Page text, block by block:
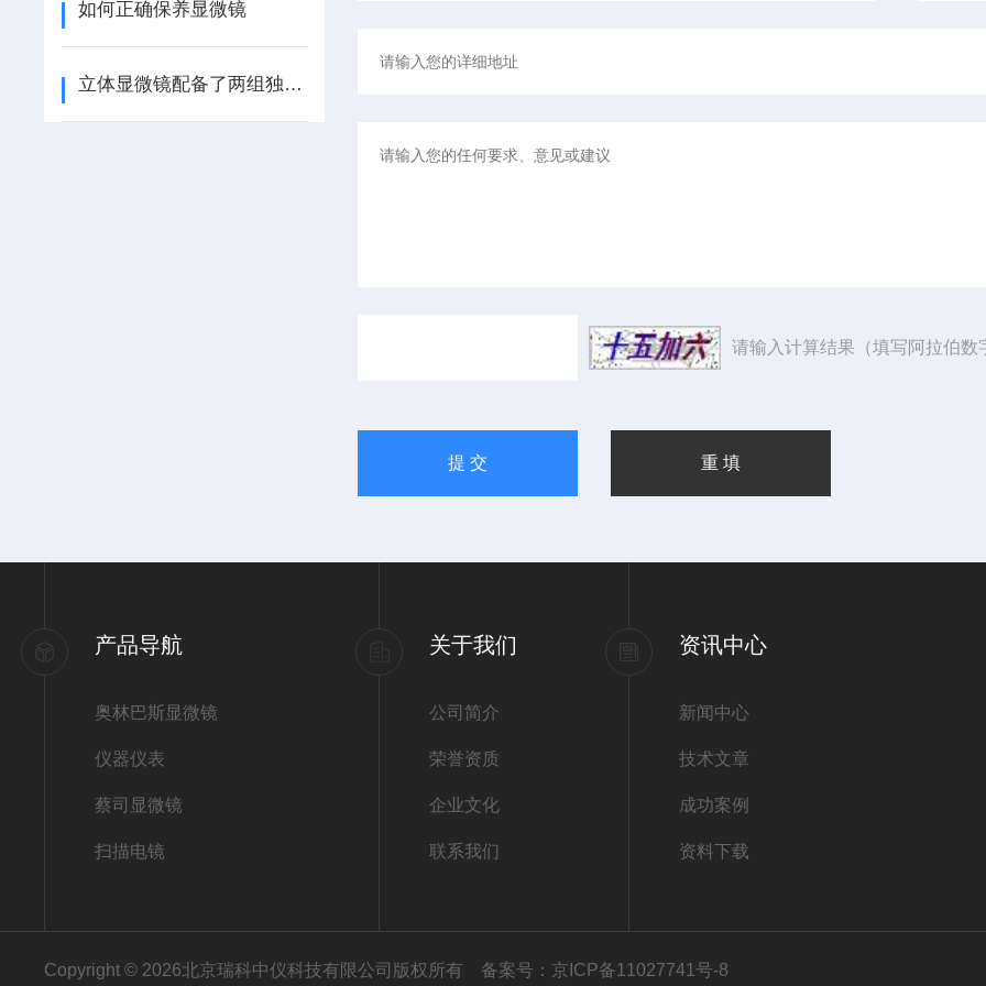
如何正确保养显微镜
立体显微镜配备了两组独立的光路与物镜
请输入计算结果（填写阿拉伯数
产品导航
奥林巴斯显微镜
仪器仪表
蔡司显微镜
扫描电镜
关于我们
公司简介
荣誉资质
企业文化
联系我们
资讯中心
新闻中心
技术文章
成功案例
资料下载
Copyright © 2026北京瑞科中仪科技有限公司版权所有 备案号：京ICP备11027741号-8